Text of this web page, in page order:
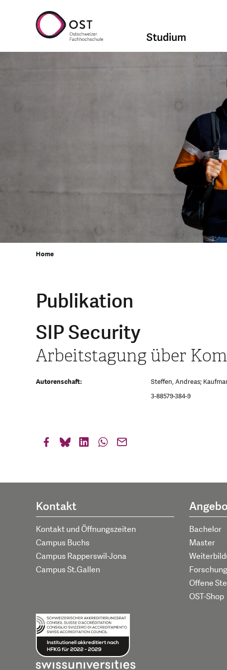
Studium
Home
Publikation
SIP Security
Arbeitstagung über
Autorenschaft:
Steffen, Andreas;
3-88579-384-9
Kontakt
Kontakt und Öffnungszeiten
Campus Buchs
Campus Rapperswil-Jona
Campus St.Gallen
Bachelor
Master
Forschung
Offene
OST-Shop